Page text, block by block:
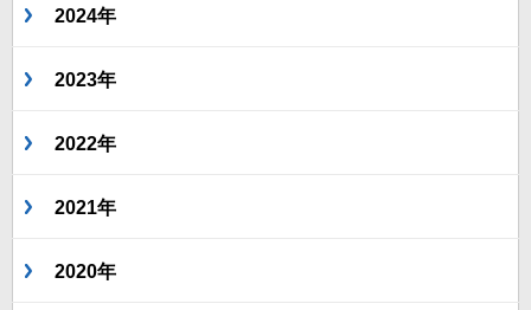
2024年
2023年
2022年
2021年
2020年